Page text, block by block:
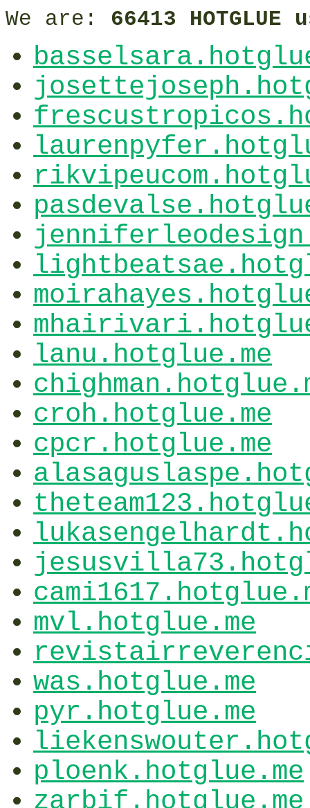
We are: 66413 HOTGLUE
lanu.hotglue.me
croh.hotglue.me
cpcr.hotglue.me
mvl.hotglue.me
was.hotglue.me
pyr.hotglue.me
ploenk.hotglue.me
zarbif.hotglue.me